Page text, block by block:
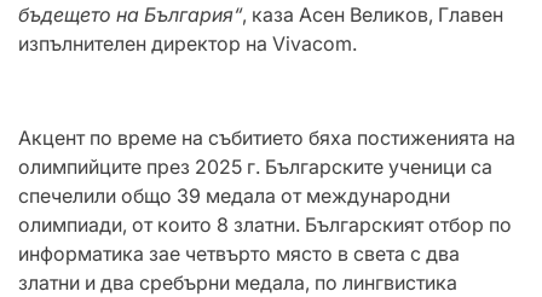
бъдещето на България“, каза Асен Великов, Главен
изпълнителен директор на Vivacom.
Акцент по време на събитието бяха постиженията на
олимпийците през 2025 г. Българските ученици са
спечелили общо 39 медала от международни
олимпиади, от които 8 златни. Българският отбор по
информатика зае четвърто място в света с два
златни и два сребърни медала, по лингвистика